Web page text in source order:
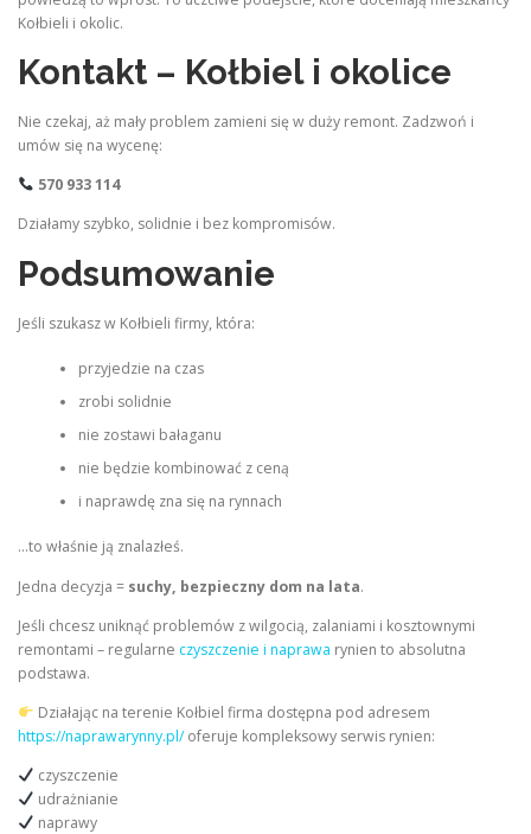
Kołbieli i okolic.
Kontakt – Kołbiel i okolice
Nie czekaj, aż mały problem zamieni się w duży remont. Zadzwoń i
umów się na wycenę:
570 933 114
Działamy szybko, solidnie i bez kompromisów.
Podsumowanie
Jeśli szukasz w Kołbieli firmy, która:
przyjedzie na czas
zrobi solidnie
nie zostawi bałaganu
nie będzie kombinować z ceną
i naprawdę zna się na rynnach
…to właśnie ją znalazłeś.
Jedna decyzja = suchy, bezpieczny dom na lata.
Jeśli chcesz uniknąć problemów z wilgocią, zalaniami i kosztownymi
remontami – regularne czyszczenie i naprawa rynien to absolutna
podstawa.
Działając na terenie Kołbiel firma dostępna pod adresem
https://naprawarynny.pl/oferuje kompleksowy serwis rynien:
czyszczenie
udrażnianie
naprawy